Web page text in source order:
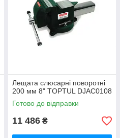
Лещата слюсарні поворотні
200 мм 8" TOPTUL DJAC0108
Готово до відправки
11 486 ₴